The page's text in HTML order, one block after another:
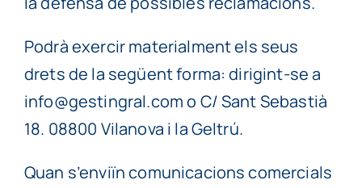
Podrà exercir materialment els seus
drets de la següent forma: dirigint-se a
info@gestingral.com o C/ Sant Sebastià
18. 08800 Vilanova i la Geltrú.
Quan s’enviïn comunicacions comercials